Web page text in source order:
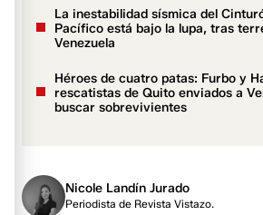
La inestabilidad sísmica del
Pacífico está bajo la lupa, tras
Venezuela
Héroes de cuatro patas: Furbo y
rescatistas de Quito enviados a
buscar sobrevivientes
Nicole Landín Jurado
Periodista de Revista Vistazo.